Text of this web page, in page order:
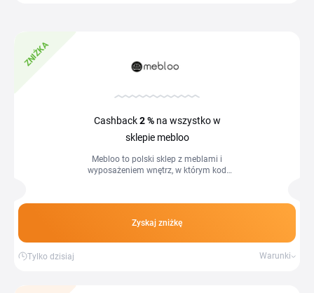
ZNIŻKA
Cashback2 %na wszystko w
sklepie mebloo
Mebloo to polski sklep z meblami i
wyposażeniem wnętrz, w którym kod
Zyskaj zniżkę
Tylko dzisiaj Warunki